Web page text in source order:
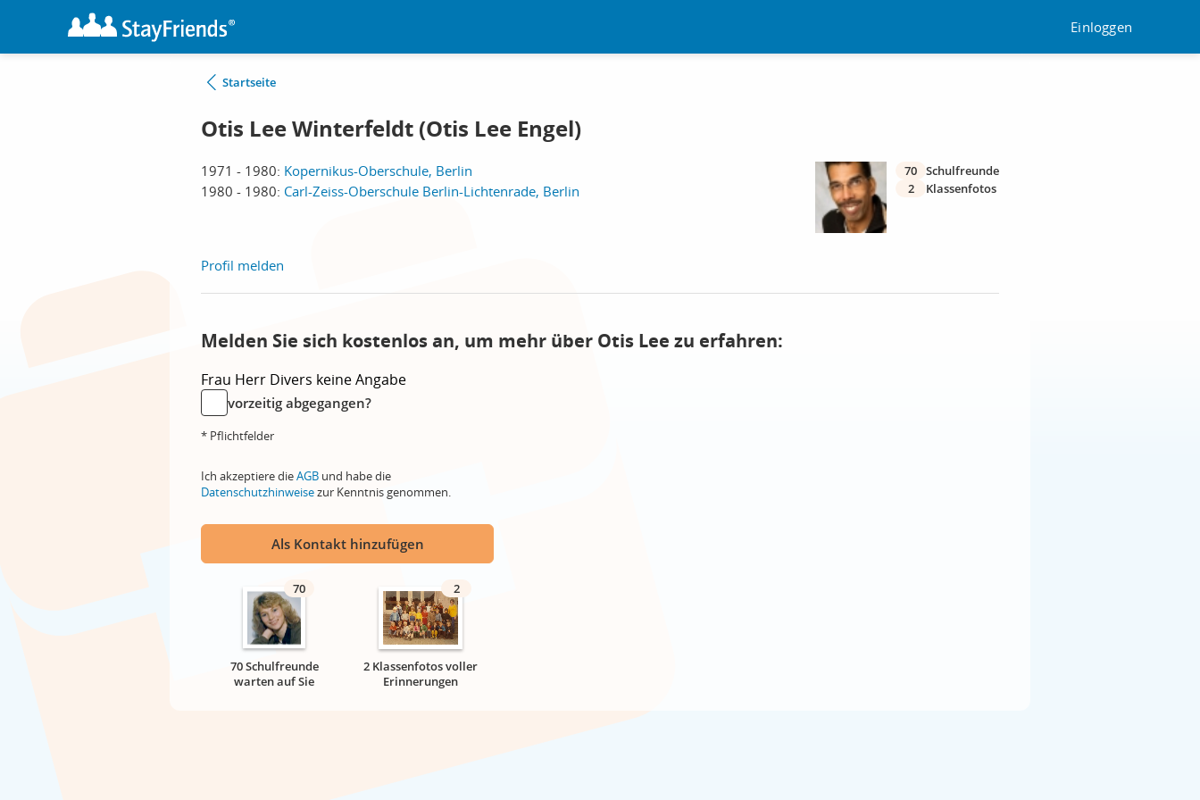
Einloggen
Startseite
Otis Lee Winterfeldt (Otis Lee Engel)
1971 - 1980: Kopernikus-Oberschule, Berlin
1980 - 1980: Carl-Zeiss-Oberschule Berlin-Lichtenrade, Berlin
70 Schulfreunde
2
Klassenfotos
Profil melden
Melden Sie sich kostenlos an, um mehr über Otis Lee zu erfahren:
Frau Herr Divers keine Angabe
vorzeitig abgegangen?
* Pflichtfelder
Ich akzeptiere dieAGB und habe die
Datenschutzhinweisezur Kenntnis genommen.
Als Kontakt hinzufügen
70
70 Schulfreunde
warten auf Sie
2
2 Klassenfotos voller
Erinnerungen